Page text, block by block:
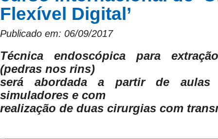
Flexível Digital’
Publicado em: 06/09/2017
Técnica endoscópica para
(pedras nos rins)
será abordada a partir de aulas
simuladores e com
realização de duas cirurgias com